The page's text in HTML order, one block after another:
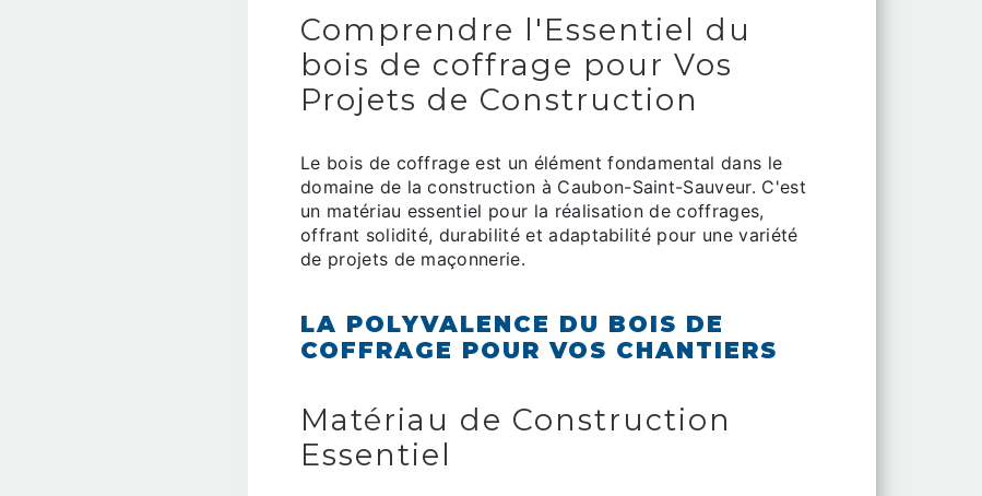
Comprendre l'Essentiel du
bois de coffrage pour Vos
Projets de Construction
Le bois de coffrage est un élément fondamental dans le
domaine de la construction à Caubon-Saint-Sauveur. C'est
un matériau essentiel pour la réalisation de coffrages,
offrant solidité, durabilité et adaptabilité pour une variété
de projets de maçonnerie.
LA POLYVALENCE DU BOIS DE
COFFRAGE POUR VOS CHANTIERS
Matériau de Construction
Essentiel